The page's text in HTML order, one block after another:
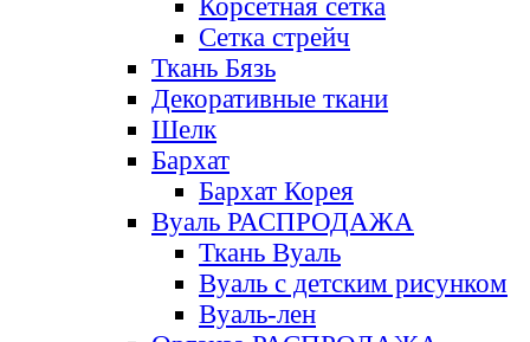
Корсетная сетка
Сетка стрейч
Ткань Бязь
Декоративные ткани
Шелк
Бархат
Бархат Корея
Вуаль РАСПРОДАЖА
Ткань Вуаль
Вуаль с детским рисунком
Вуаль-лен